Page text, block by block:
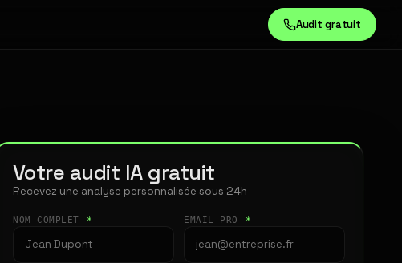
Audit gratuit
Votre audit IA gratuit
Recevez une analyse personnalisée sous 24h
NOM COMPLET * EMAIL PRO *